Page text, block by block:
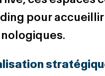
pour